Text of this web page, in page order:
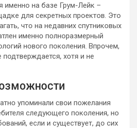
именно на базе Грум-Лейк –
для секретных проектов. Это
что на недавних спутниковых
именно полноразмерный
нового поколения. Впрочем,
подтверждается, хотя и не
упоминали свои пожелания
следующего поколения, но
если и существует, до сих